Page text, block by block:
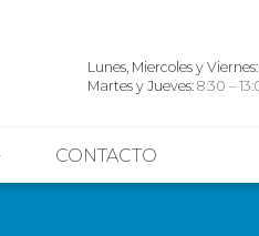
Lunes, Miercoles y
Martes y Jueves:8:30 –
CONTACTO